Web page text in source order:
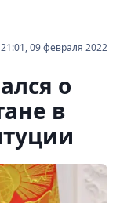
21:01, 09 февраля 2022
о
в